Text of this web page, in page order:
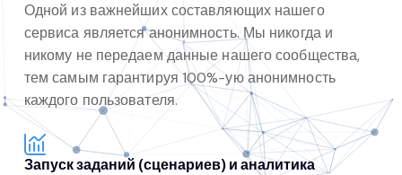
Одной из важнейших составляющих нашего
сервиса является анонимность. Мы никогда и
никому не передаем данные нашего сообщества,
тем самым гарантируя 100%-ую анонимность
каждого пользователя.
Запуск заданий (сценариев) и аналитика